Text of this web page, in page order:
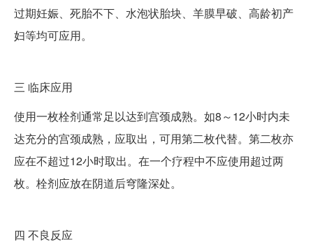
过期妊娠、死胎不下、水泡状胎块、羊膜早破、高龄初产
妇等均可应用。
三 临床应用
使用一枚栓剂通常足以达到宫颈成熟。如8～12小时内未
达充分的宫颈成熟，应取出，可用第二枚代替。第二枚亦
应在不超过12小时取出。在一个疗程中不应使用超过两
枚。栓剂应放在阴道后穹隆深处。
四 不良反应